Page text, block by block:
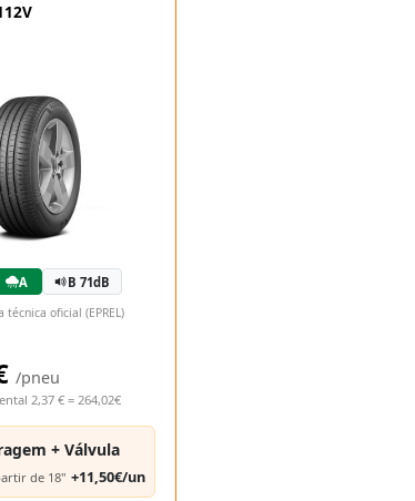
A B 71dB
técnica oficial (EPREL)
/pneu
2,37 € = 264,02€
+ Válvula
de 18" +11,50€/un